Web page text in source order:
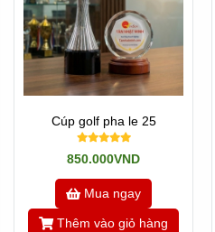
Cúp golf pha le 25
850.000VND
Mua ngay
Thêm vào giỏ hàng